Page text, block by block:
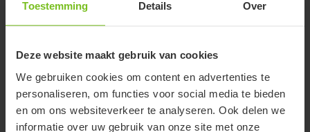
Toestemming Details Over
Deze website maakt gebruik van cookies
We gebruiken cookies om content en advertenties te
personaliseren, om functies voor social media te bieden
en om ons websiteverkeer te analyseren. Ook delen we
informatie over uw gebruik van onze site met onze